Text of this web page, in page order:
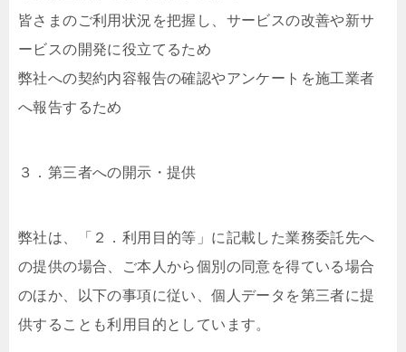
皆さまのご利用状況を把握し、サービスの改善や新サ
ービスの開発に役立てるため
弊社への契約内容報告の確認やアンケートを施工業者
へ報告するため
３．第三者への開示・提供
弊社は、「２．利用目的等」に記載した業務委託先へ
の提供の場合、ご本人から個別の同意を得ている場合
のほか、以下の事項に従い、個人データを第三者に提
供することも利用目的としています。